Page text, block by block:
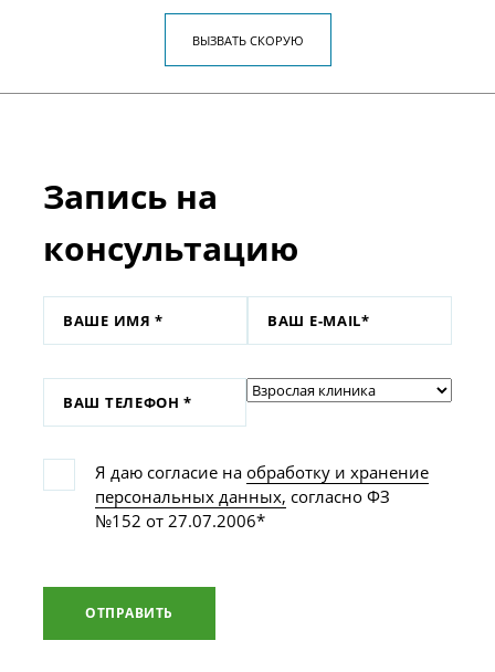
ВЫЗВАТЬ СКОРУЮ
Запись на
консультацию
Я даю согласие на обработку и хранение
персональных данных, согласно ФЗ
№152 от 27.07.2006*
ОТПРАВИТЬ